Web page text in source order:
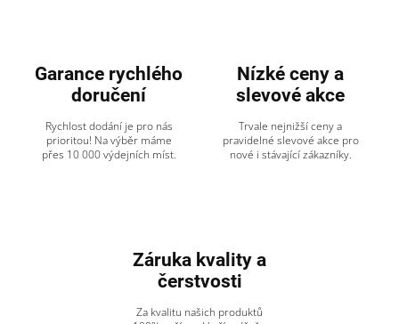
Garance rychlého
doručení
Rychlost dodání je pro nás
prioritou! Na výběr máme
přes 10 000 výdejních míst.
Nízké ceny a
slevové akce
Trvale nejnižší ceny a
pravidelné slevové akce pro
nové i stávající zákazníky.
Záruka kvality a
čerstvosti
Za kvalitu našich produktů